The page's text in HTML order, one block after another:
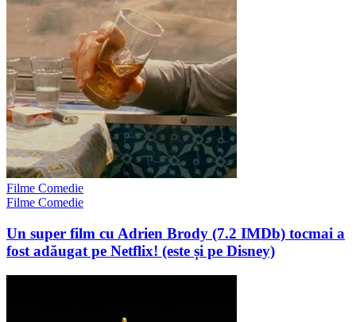
Filme Comedie
Filme Comedie
Un super film cu Adrien Brody (7.2 IMDb) tocmai a
fost adăugat pe Netflix! (este și pe Disney)